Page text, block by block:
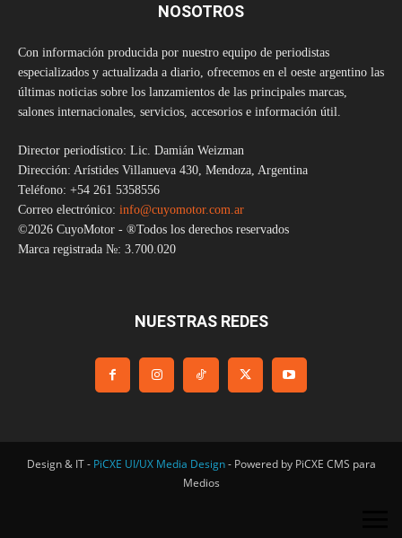
NOSOTROS
Con información producida por nuestro equipo de periodistas
especializados y actualizada a diario, ofrecemos en el oeste argentino las
últimas noticias sobre los lanzamientos de las principales marcas,
salones internacionales, servicios, accesorios e información útil.
Director periodístico: Lic. Damián Weizman
Dirección: Arístides Villanueva 430, Mendoza, Argentina
Teléfono: +54 261 5358556
Correo electrónico: info@cuyomotor.com.ar
©2026 CuyoMotor - ®Todos los derechos reservados
Marca registrada №: 3.700.020
NUESTRAS REDES
Design & IT - PiCXE UI/UX Media Design- Powered by PiCXE CMS para
Medios